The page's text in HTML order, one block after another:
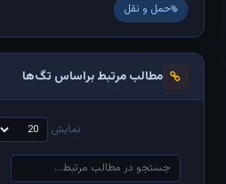
حمل و نقل
مطالب مرتبط براساس تگ‌ها
نمایش